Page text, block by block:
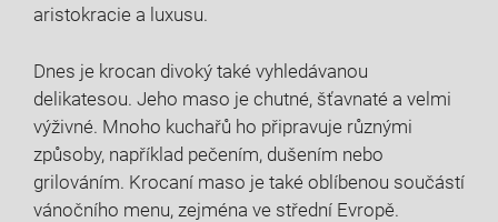
aristokracie a luxusu.
Dnes je krocan divoký také vyhledávanou
delikatesou. Jeho maso je chutné, šťavnaté a velmi
výživné. Mnoho kuchařů ho připravuje různými
způsoby, například pečením, dušením nebo
grilováním. Krocaní maso je také oblíbenou součástí
vánočního menu, zejména ve střední Evropě.